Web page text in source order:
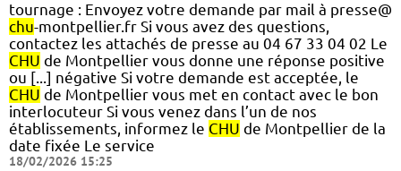
tournage : Envoyez votre demande par mail à presse@
chu-montpellier.fr Si vous avez des questions,
contactez les attachés de presse au 04 67 33 04 02 Le
CHU de Montpellier vous donne une réponse positive
ou [...] négative Si votre demande est acceptée, le
CHU de Montpellier vous met en contact avec le bon
interlocuteur Si vous venez dans l’un de nos
établissements, informez le CHU de Montpellier de la
date fixée Le service
18/02/2026 15:25